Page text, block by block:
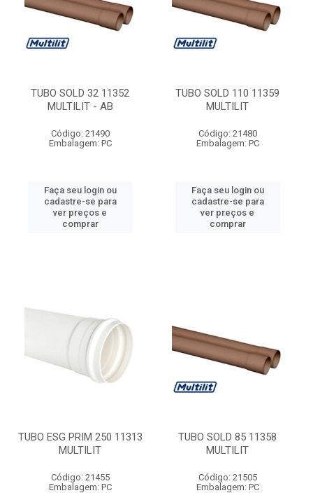
TUBO SOLD 32 11352
MULTILIT - AB
Código: 21490
Embalagem: PC
Faça seu login ou
cadastre-se para
ver preços e
comprar
TUBO SOLD 110 11359
MULTILIT
Código: 21480
Embalagem: PC
Faça seu login ou
cadastre-se para
ver preços e
comprar
TUBO ESG PRIM 250 11313
MULTILIT
Código: 21455
Embalagem: PC
TUBO SOLD 85 11358
MULTILIT
Código: 21505
Embalagem: PC